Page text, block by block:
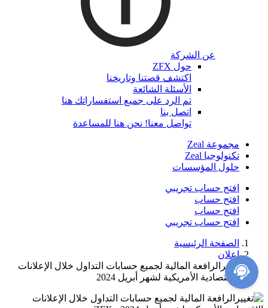
عن الشركة
حول ZFX
اكتشف قصتنا وتاريخنا
الأسئلة الشائعة
تم الرد على جميع استفساراتك هنا
اتصل بنا
تواصل معنا! نحن هنا للمساعدة
مجموعة Zeal
تكنولوجيا Zeal
حلول المؤسسات
افتح حساب تجريبي
افتح حساب
افتح حساب
افتح حساب تجريبي
الصفحة الرئيسية
إعلان
تغييرالرافعة المالية لجميع حسابات التداول خلال الإعلانات
الاقتصادية الأمريكية لشهر أبريل 2024